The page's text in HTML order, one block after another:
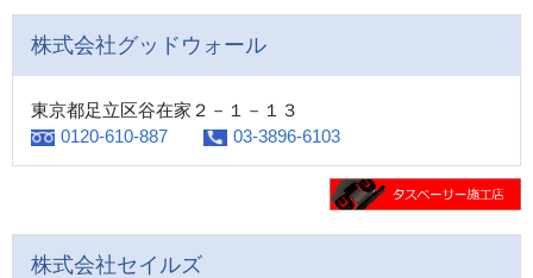
株式会社グッドウォール
東京都足立区谷在家２－１－１３
0120-610-887
03-3896-6103
株式会社セイルズ